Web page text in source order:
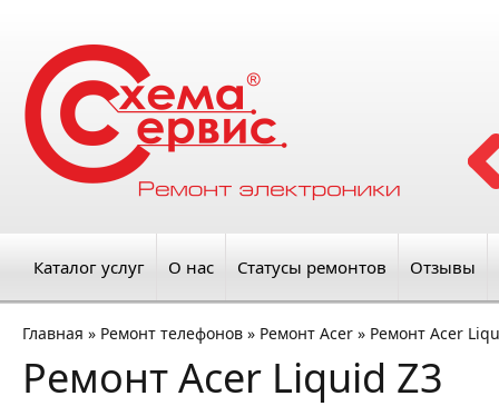
Каталог услуг О нас Статусы ремонтов Отзывы
Главная » Ремонт телефонов » Ремонт Acer » Ремонт Acer
Ремонт Acer Liquid Z3